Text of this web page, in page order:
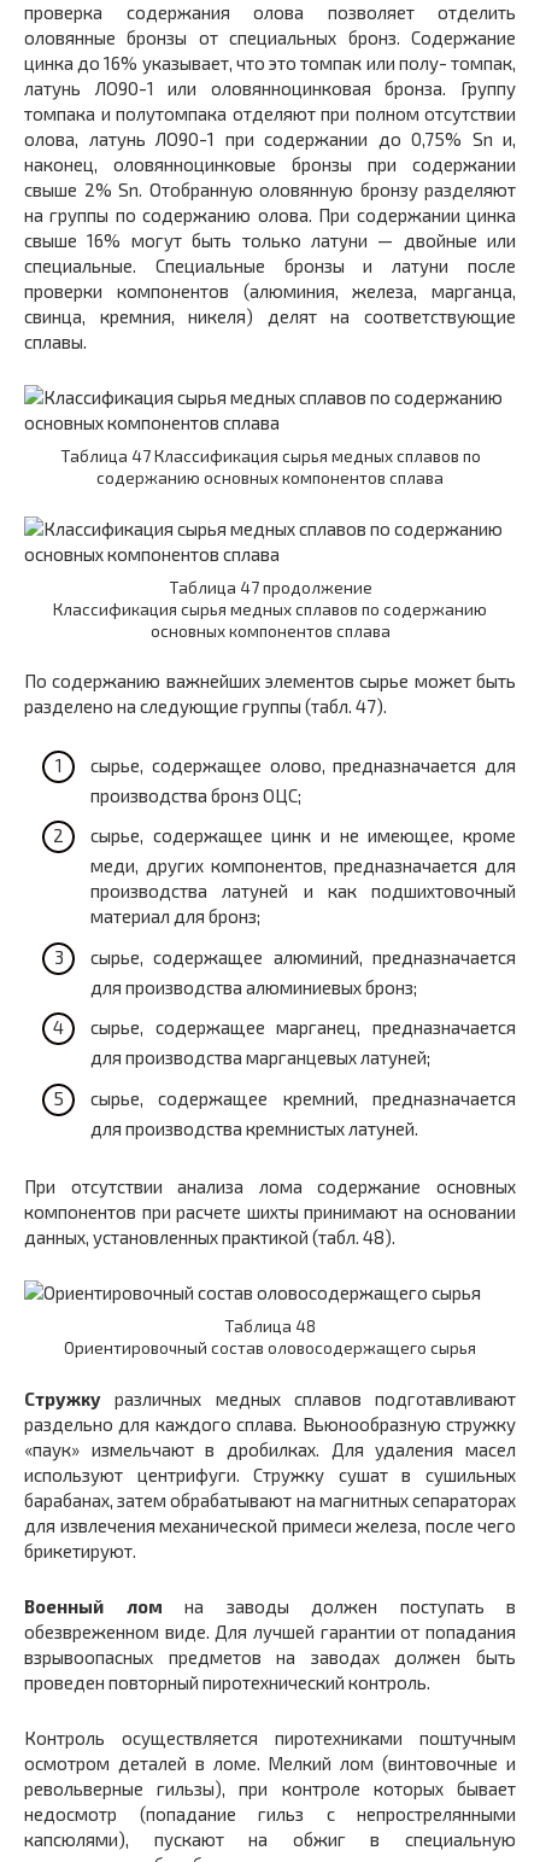
проверка содержания олова позволяет отделить
оловянные бронзы от специальных бронз. Содержание
цинка до 16% указывает, что это томпак или полу- томпак,
латунь ЛО90-1 или оловянноцинковая бронза. Группу
томпака и полутомпака отделяют при полном отсутствии
олова, латунь ЛО90-1 при содержании до 0,75% Sn и,
наконец, оловянноцинковые бронзы при содержании
свыше 2% Sn. Отобранную оловянную бронзу разделяют
на группы по содержанию олова. При содержании цинка
свыше 16% могут быть только латуни — двойные или
специальные. Специальные бронзы и латуни после
проверки компонентов (алюминия, железа, марганца,
свинца, кремния, никеля) делят на соответствующие
сплавы.
Таблица 47 Классификация сырья медных сплавов по
содержанию основных компонентов сплава
Таблица 47 продолжение
Классификация сырья медных сплавов по содержанию
основных компонентов сплава
По содержанию важнейших элементов сырье может быть
разделено на следующие группы (табл. 47).
сырье, содержащее олово, предназначается для
производства бронз ОЦС;
сырье, содержащее цинк и не имеющее, кроме
меди, других компонентов, предназначается для
производства латуней и как подшихтовочный
материал для бронз;
сырье, содержащее алюминий, предназначается
для производства алюминиевых бронз;
сырье, содержащее марганец, предназначается
для производства марганцевых латуней;
сырье, содержащее кремний, предназначается
для производства кремнистых латуней.
При отсутствии анализа лома содержание основных
компонентов при расчете шихты принимают на основании
данных, установленных практикой (табл. 48).
Таблица 48
Ориентировочный состав оловосодержащего сырья
Стружку различных медных сплавов подготавливают
раздельно для каждого сплава. Вьюнообразную стружку
«паук» измельчают в дробилках. Для удаления масел
используют центрифуги. Стружку сушат в сушильных
барабанах, затем обрабатывают на магнитных сепараторах
для извлечения механической примеси железа, после чего
брикетируют.
Военный лом на заводы должен поступать в
обезвреженном виде. Для лучшей гарантии от попадания
взрывоопасных предметов на заводах должен быть
проведен повторный пиротехнический контроль.
Контроль осуществляется пиротехниками поштучным
осмотром деталей в ломе. Мелкий лом (винтовочные и
револьверные гильзы), при контроле которых бывает
недосмотр (попадание гильз с непрострелянными
капсюлями), пускают на обжиг в специальную